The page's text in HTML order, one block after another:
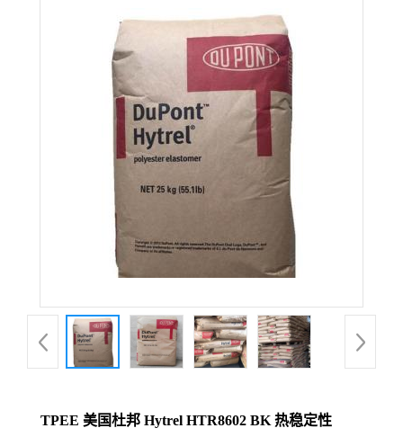
TPEE 美国杜邦 Hytrel HTR8602 BK 热稳定性